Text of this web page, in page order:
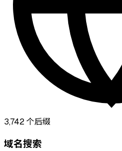
3,742个后缀
域名搜索